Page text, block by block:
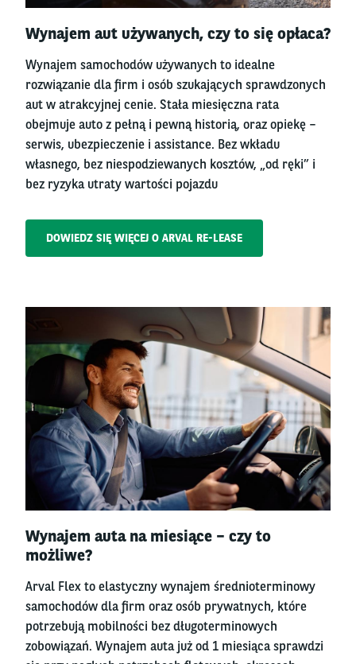
column
Wynajem aut używanych, czy to się opłaca?
Wynajem samochodów używanych to idealne
rozwiązanie dla firm i osób szukających sprawdzonych
aut w atrakcyjnej cenie. Stała miesięczna rata
obejmuje auto z pełną i pewną historią, oraz opiekę –
serwis, ubezpieczenie i assistance. Bez wkładu
własnego, bez niespodziewanych kosztów, „od ręki” i
bez ryzyka utraty wartości pojazdu
DOWIEDZ SIĘ WIĘCEJ O ARVAL RE-LEASE
column
Wynajem auta na miesiące – czy to
możliwe?
Arval Flex to elastyczny wynajem średnioterminowy
samochodów dla firm oraz osób prywatnych, które
potrzebują mobilności bez długoterminowych
zobowiązań. Wynajem auta już od 1 miesiąca sprawdzi